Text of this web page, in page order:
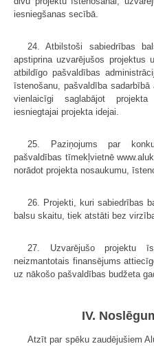
iesniegšanas secībā.
24. Atbilstoši sabiedrības
apstiprina uzvarējušos projektus
atbildīgo pašvaldības
īstenošanu, pašvaldība
vienlaicīgi saglabājot
iesniegtajai projekta idejai.
25. Paziņojums par
pašvaldības tīmekļvietnē
norādot projekta nosaukumu,
26. Projekti, kuri sabiedrības
balsu skaitu, tiek atstāti bez
27. Uzvarējušo projektu
neizmantotais finansējums
uz nākošo pašvaldības budžeta
IV.
Atzīt par spēku zaudējušiem